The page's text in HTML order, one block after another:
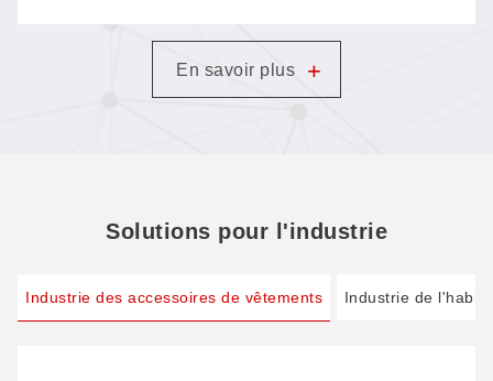
même pour les motifs
grand format — sans aucun
traitement graphique : il
En savoir plus +
Solutions pour l'industrie
Industrie des accessoires de vêtements Industrie de